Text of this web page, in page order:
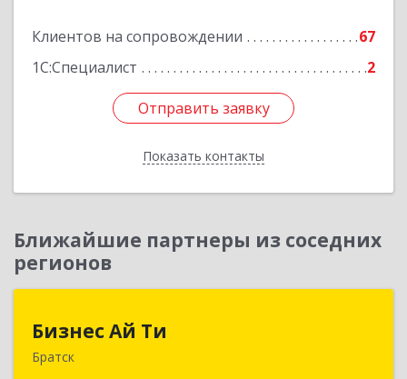
Клиентов на сопровождении
67
1С:Специалист
2
Отправить заявку
Показать контакты
Отправить заявку
Назад
Ближайшие партнеры из соседних
регионов
Бизнес Ай Ти
Братск
665717, Иркутская обл, Братск г, Центральный